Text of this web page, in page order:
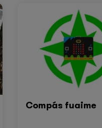
Compás fuaime